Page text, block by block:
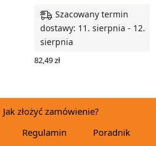
Szacowany termin
dostawy: 11. sierpnia - 12.
sierpnia
82,49zł
Jak złożyć zamówienie?
Regulamin
Poradnik